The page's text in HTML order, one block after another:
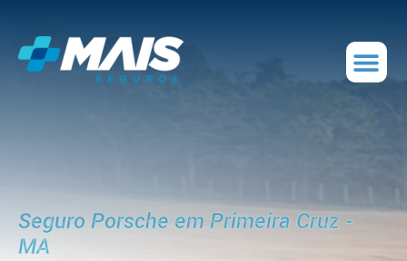
Seguro Porsche em Primeira Cruz -
MA